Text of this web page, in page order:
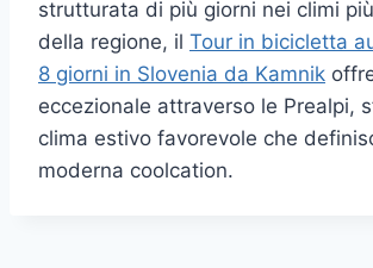
strutturata di più giorni nei climi
della regione, il Tour in bicicletta
8 giorni in Slovenia da Kamnik
eccezionale attraverso le Prealpi,
clima estivo favorevole che
moderna coolcation.